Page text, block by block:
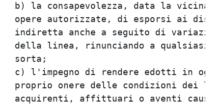
b) la consapevolezza, data la
opere autorizzate, di esporsi ai
indiretta anche a seguito di
della linea, rinunciando a qualsiasi
sorta;
c) l'impegno di rendere edotti in
proprio onere delle condizioni dei
acquirenti, affittuari o aventi causa